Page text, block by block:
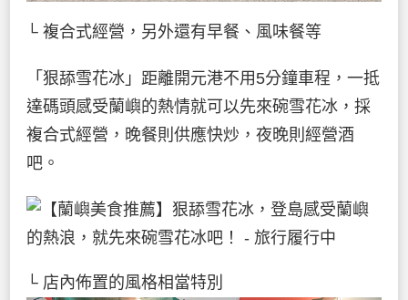
└ 複合式經營，另外還有早餐、風味餐等
「狠舔雪花冰」距離開元港不用5分鐘車程，一抵
達碼頭感受蘭嶼的熱情就可以先來碗雪花冰，採
複合式經營，晚餐則供應快炒，夜晚則經營酒
吧。
└ 店內佈置的風格相當特別